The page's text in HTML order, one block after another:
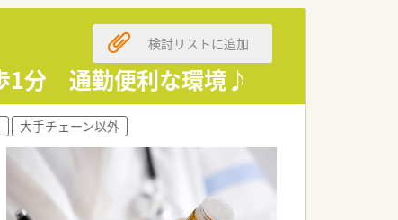
1分 通勤便利な環境♪
検討リストに追加
大手チェーン以外